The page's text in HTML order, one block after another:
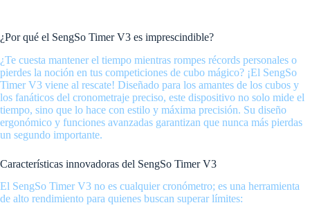
¿Por qué el SengSo Timer V3 es imprescindible?
¿Te cuesta mantener el tiempo mientras rompes récords personales o
pierdes la noción en tus competiciones de cubo mágico? ¡El SengSo
Timer V3 viene al rescate! Diseñado para los amantes de los cubos y
los fanáticos del cronometraje preciso, este dispositivo no solo mide el
tiempo, sino que lo hace con estilo y máxima precisión. Su diseño
ergonómico y funciones avanzadas garantizan que nunca más pierdas
un segundo importante.
Características innovadoras del SengSo Timer V3
El SengSo Timer V3 no es cualquier cronómetro; es una herramienta
de alto rendimiento para quienes buscan superar límites: